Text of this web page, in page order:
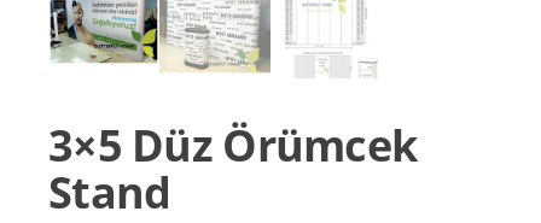
3×5 Düz Örümcek
Stand